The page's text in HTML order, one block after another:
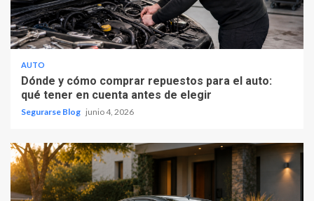
AUTO
Dónde y cómo comprar repuestos para el auto:
qué tener en cuenta antes de elegir
Segurarse Blog junio 4, 2026